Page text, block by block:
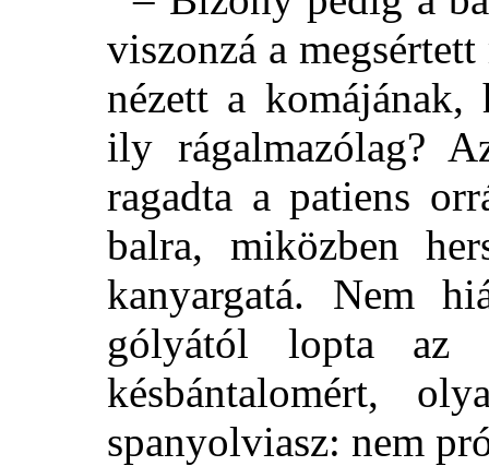
viszonzá a megsértett
nézett a komájának,
ily rágalmazólag?
ragadta a patiens
balra, miközben
kanyargatá. Nem
gólyától lopta az
késbántalomért,
spanyolviasz: nem